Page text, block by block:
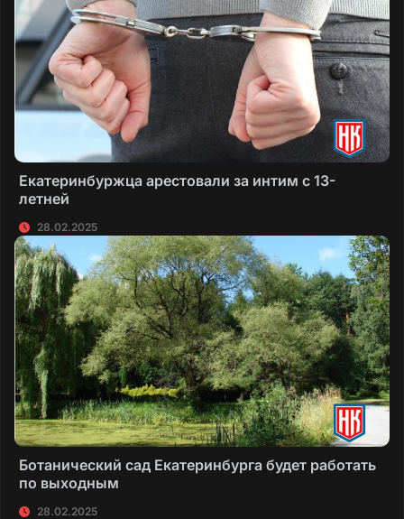
Екатеринбуржца арестовали за интим с 13-
летней
28.02.2025
Ботанический сад Екатеринбурга будет работать
по выходным
28.02.2025